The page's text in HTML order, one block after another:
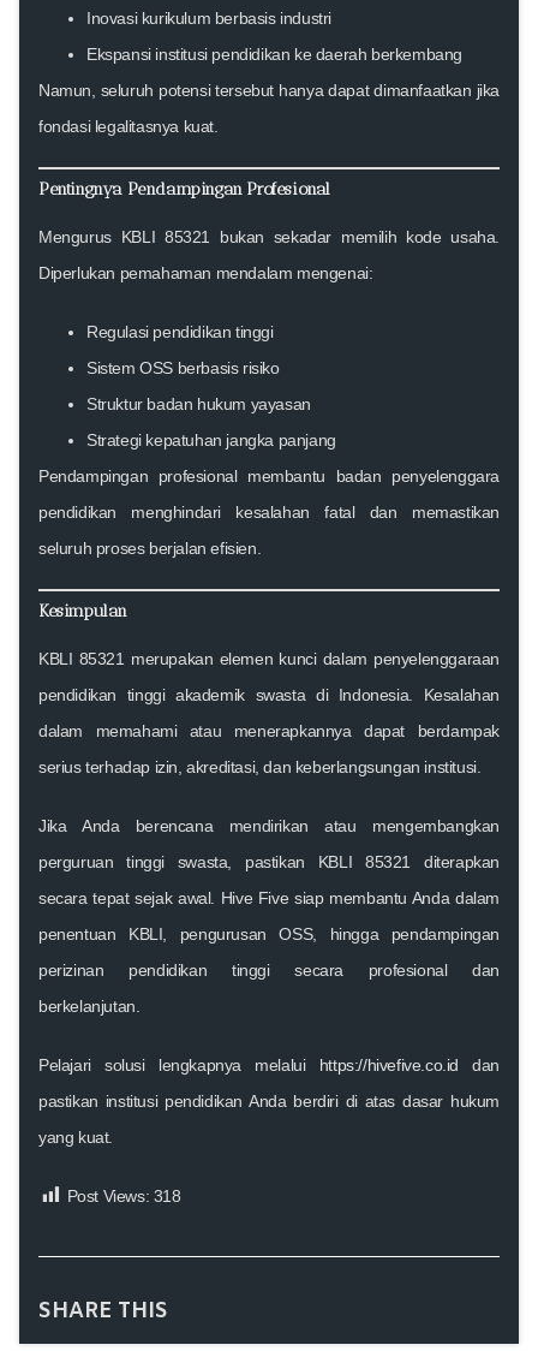
Inovasi kurikulum berbasis industri
Ekspansi institusi pendidikan ke daerah berkembang
Namun, seluruh potensi tersebut hanya dapat dimanfaatkan jika
fondasi legalitasnya kuat.
Pentingnya Pendampingan Profesional
Mengurus KBLI 85321 bukan sekadar memilih kode usaha.
Diperlukan pemahaman mendalam mengenai:
Regulasi pendidikan tinggi
Sistem OSS berbasis risiko
Struktur badan hukum yayasan
Strategi kepatuhan jangka panjang
Pendampingan profesional membantu badan penyelenggara
pendidikan menghindari kesalahan fatal dan memastikan
seluruh proses berjalan efisien.
Kesimpulan
KBLI 85321 merupakan elemen kunci dalam penyelenggaraan
pendidikan tinggi akademik swasta di Indonesia. Kesalahan
dalam memahami atau menerapkannya dapat berdampak
serius terhadap izin, akreditasi, dan keberlangsungan institusi.
Jika Anda berencana mendirikan atau mengembangkan
perguruan tinggi swasta, pastikan KBLI 85321 diterapkan
secara tepat sejak awal. Hive Five siap membantu Anda dalam
penentuan KBLI, pengurusan OSS, hingga pendampingan
perizinan pendidikan tinggi secara profesional dan
berkelanjutan.
Pelajari solusi lengkapnya melalui https://hivefive.co.id dan
pastikan institusi pendidikan Anda berdiri di atas dasar hukum
yang kuat.
Post Views: 318
SHARE THIS